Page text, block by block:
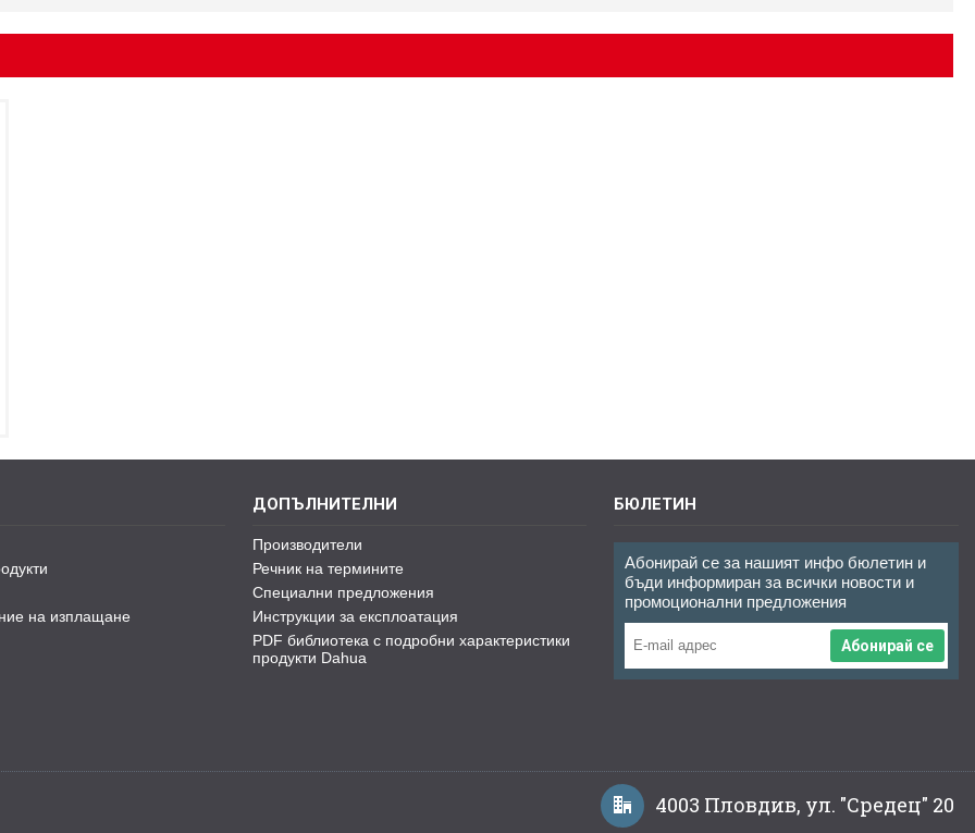
на изплащане
ДОПЪЛНИТЕЛНИ
Производители
Речник на термините
Специални предложения
Инструкции за експлоатация
PDF библиотека с подробни характеристики
продукти Dahua
БЮЛЕТИН
Абонирай се за нашият инфо бюлетин и
бъди информиран за всички новости и
промоционални предложения
Абонирай се
4003 Пловдив, ул. "Средец" 20